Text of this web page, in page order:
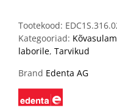
Tootekood:
Kategooriad:
laborile, Tarvikud
Brand Edenta AG